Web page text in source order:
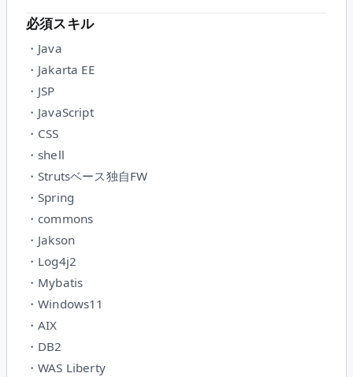
必須スキル
・Java
・Jakarta EE
・JSP
・JavaScript
・CSS
・shell
・Strutsベース独自FW
・Spring
・commons
・Jakson
・Log4j2
・Mybatis
・Windows11
・AIX
・DB2
・WAS Liberty